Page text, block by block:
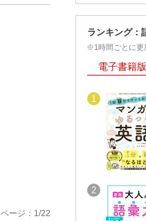
ページ：1/22
ランキング：
※1時間ごとに更
電子書籍版
1
2